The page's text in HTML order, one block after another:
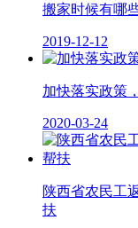
搬家时候有哪
2019-12-12
加快落实政策
2020-03-24
陕西省农民工
扶